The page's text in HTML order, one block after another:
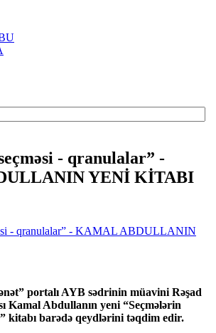
- qranulalar” -
YENİ KİTABI
portalı AYB sədrinin müavini Rəşad
Kamal Abdullanın yeni “Seçmələrin
kitabı barədə qeydlərini təqdim edir.